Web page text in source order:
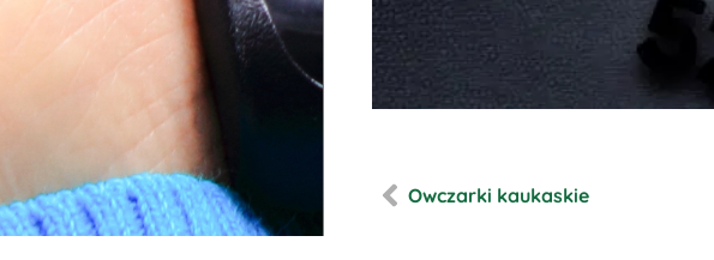
Owczarki kaukaskie